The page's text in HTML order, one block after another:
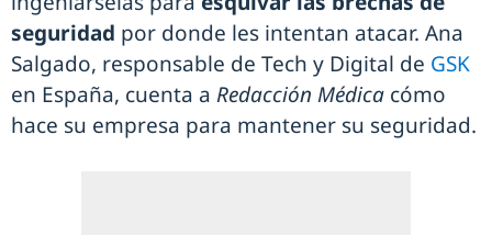
seguridad por donde les intentan atacar. Ana
Salgado, responsable de Tech y Digital de GSK
en España, cuenta a Redacción Médica cómo
hace su empresa para mantener su seguridad.